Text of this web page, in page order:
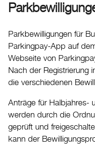
Verwaltung &
Verwaltung
Stadtverwaltung
Mitarbeitende
Dienstleistungen
Formulare
Dokumente
Parkbewilligungen für
Parkingpay-App auf
Webseite von
Nach der Registrierung
die verschiedenen
Anträge für Halbjahres-
werden durch die
geprüft und
kann der